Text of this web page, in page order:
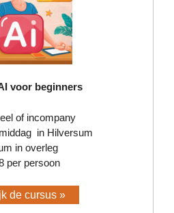
voor beginners
of incompany
in Hilversum
in overleg
per persoon
de cursus »